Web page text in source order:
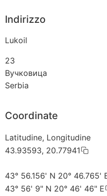
Indirizzo
Lukoil
23
Вучковица
Serbia
Coordinate
Latitudine, Longitudine
43.93593, 20.77941
43° 56.156' N 20° 46.765'
43° 56' 9" N 20° 46' 46" E